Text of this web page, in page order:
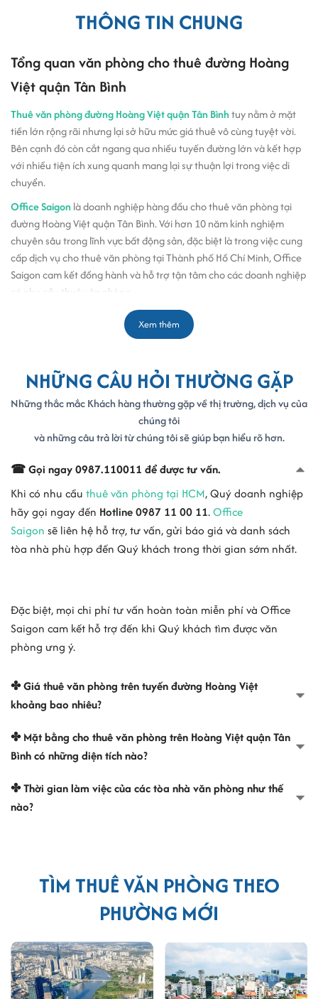
THÔNG TIN CHUNG
Tổng quan văn phòng cho thuê đường Hoàng
Việt quận Tân Bình
Thuê văn phòng đường Hoàng Việt quận Tân Bìnhtuy nằm ở mặt
tiền lớn rộng rãi nhưng lại sở hữu mức giá thuê vô cùng tuyệt vời.
Bên cạnh đó còn cắt ngang qua nhiều tuyến đường lớn và kết hợp
với nhiều tiện ích xung quanh mang lại sự thuận lợi trong việc di
chuyển.
Office Saigonlà doanh nghiệp hàng đầu cho thuê văn phòng tại
đường Hoàng Việt quận Tân Bình. Với hơn 10 năm kinh nghiệm
chuyên sâu trong lĩnh vực bất động sản, đặc biệt là trong việc cung
cấp dịch vụ cho thuê văn phòng tại Thành phố Hồ Chí Minh, Office
Saigon cam kết đồng hành và hỗ trợ tận tâm cho các doanh nghiệp
có nhu cầu thuê văn phòng.
Giới thiệu thông tin văn phòng đường Hoàng Việt, quận Tân Bình
Giá thuê
$10 - $16/m2
Tòa nhà nổi
Arrow Building, VNO HV Building, Hoàng Việt Building
Diện tích trống Liên hệ xem văn phòng0987 110011
>> Xem thêm: văn phòng cho thuê quận Tân Bình
Vị trí đường Hoàng Việt
Đường Hoàng Việt sở hữu mạng lưới giao thông thuận tiện, giúp
doanh nghiệp thuê dễ dàng di chuyển đến các Quận 3, 10, Phú
đường quan trọng như Lê Bình và Út Tịch, mang lại nhiều thuận lợi
cho việc mở rộng hệ thống khách hàng và đối tác.
Văn phòng tại đường Hoàng Việt sở hữu sự thuận lợi trong di
phù hợp với nhiều doanh nghiệp.
>> Xem thêm:
Môi trường làm việc tại Hoàng Việt quận
Đường Hoàng Việt tập trung nhiều trung tâm thương mại lớn như
dịch như ngân hàng, ATM, nhà hàng, quán ăn và quán cafe, tạo ra
một môi trường thuận tiện phục vụ cho cộng đồng văn phòng trong
Xem thêm
NHỮNG CÂU HỎI THƯỜNG GẶP
Những thắc mắc Khách hàng thường gặp về thị trường, dịch vụ của
chúng tôi
và những câu trả lời từ chúng tôi sẽ giúp bạn hiểu rõ hơn.
☎ Gọi ngay 0987.110011 để được tư vấn.
Khi có nhu cầu thuê văn phòng tại HCM, Quý doanh nghiệp
hãy gọi ngay đến Hotline 0987 11 00 11.Office
Saigon sẽ liên hệ hỗ trợ, tư vấn, gửi báo giá và danh sách
tòa nhà phù hợp đến Quý khách trong thời gian sớm nhất.
Đặc biệt, mọi chi phí tư vấn hoàn toàn miễn phí và Office
Saigon cam kết hỗ trợ đến khi Quý khách tìm được văn
phòng ưng ý.
✤ Giá thuê văn phòng trên tuyến đường Hoàng Việt
khoảng bao nhiêu?
✤ Mặt bằng cho thuê văn phòng trên Hoàng Việt quận Tân
Bình có những diện tích nào?
✤ Thời gian làm việc của các tòa nhà văn phòng như thế
nào?
TÌM THUÊ VĂN PHÒNG THEO
PHƯỜNG MỚI